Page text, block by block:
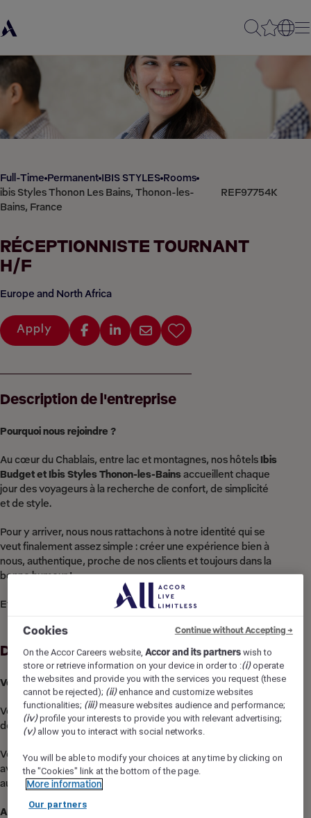
Full-Time Permanent IBIS STYLES Rooms
ibis Styles Thonon Les Bains, Thonon-les-
Bains, France
REF97754K
RÉCEPTIONNISTE TOURNANT
H/F
Europe and North Africa
Apply
Description de l'entreprise
Pourquoi nous rejoindre ?
Au cœur du Chablais, entre lac et montagnes, nos hôtels Ibis
Budget et Ibis Styles Thonon-les-Bainsaccueillent chaque
jour des voyageurs à la recherche de confort, de simplicité
et de style.
Pour y arriver, nous nous rattachons à notre identité qui se
veut finalement assez simple : créer une expérience bien à
nous, authentique, proche de nos clients et toujours dans la
bonne humeur !
Et c’est exactement ce que nous attendons de vous !
Description du poste
Votre mission : faire vibrer nos hôtels
Vous jouez un rôle central dans l'organisation et l’ambiance
de nos 2 hôtels, ** et *** étoiles !
Vous aimez travailler en équipe, prendre des initiatives, vous
avez le sens du relationnel, vous êtes dynamique,
autonome, rejoignez-nous !
Au quotidien, vous :
Cookies
On the Accor Careers website,Accor and its partners wish to
store or retrieve information on your device in order to :(i)operate
the websites and provide you with the services you request (these
cannot be rejected); (ii)enhance and customize websites
functionalities; (iii)measure websites audience and performance;
(iv)profile your interests to provide you with relevant advertising;
(v)allow you to interact with social networks.
You will be able to modify your choices at any time by clicking on
the "Cookies" link at the bottom of the page.
More information
Our partners
Continue without Accepting →